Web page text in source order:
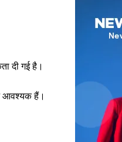
दी गई है।
आवश्यक हैं।